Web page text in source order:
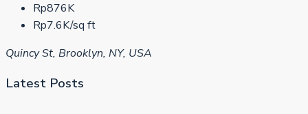
Rp876K
Rp7.6K/sq ft
Quincy St, Brooklyn, NY, USA
Latest Posts